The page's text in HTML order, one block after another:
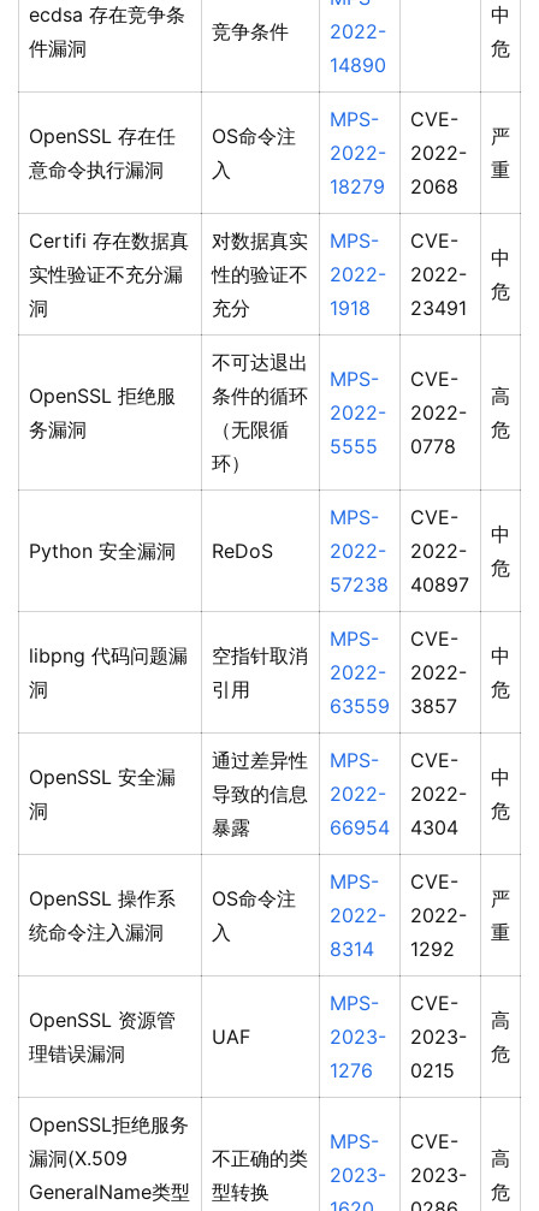
ecdsa 存在竞争条
件漏洞
竞争条件
2022-
14890
中
危
OpenSSL 存在任
意命令执行漏洞
OS命令注
入
MPS-
2022-
18279
CVE-
2022-
2068
严
重
Certifi 存在数据真
实性验证不充分漏
洞
对数据真实
性的验证不
充分
MPS-
2022-
1918
CVE-
2022-
23491
中
危
OpenSSL 拒绝服
务漏洞
不可达退出
条件的循环
（无限循
环）
MPS-
2022-
5555
CVE-
2022-
0778
高
危
Python 安全漏洞 ReDoS
MPS-
2022-
57238
CVE-
2022-
40897
中
危
libpng 代码问题漏
洞
空指针取消
引用
MPS-
2022-
63559
CVE-
2022-
3857
中
危
OpenSSL 安全漏
洞
通过差异性
导致的信息
暴露
MPS-
2022-
66954
CVE-
2022-
4304
中
危
OpenSSL 操作系
统命令注入漏洞
OS命令注
入
MPS-
2022-
8314
CVE-
2022-
1292
严
重
OpenSSL 资源管
理错误漏洞
UAF
MPS-
2023-
1276
CVE-
2023-
0215
高
危
OpenSSL拒绝服务
漏洞(X.509
GeneralName类型
不正确的类
型转换
MPS-
2023-
CVE-
2023-
高
危